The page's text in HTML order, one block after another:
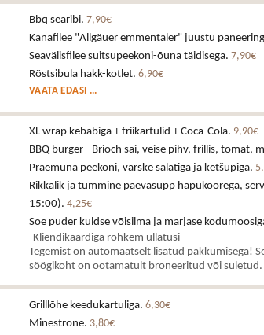
Bbq searibi. 7,90€
Kanafilee "Allgäuer emmentaler" juustu
Seavälisfilee suitsupeekoni-õuna täidisega. 7,90€
Röstsibula hakk-kotlet. 6,90€
VAATA EDASI ...
XL wrap kebabiga + friikartulid + Coca-Cola. 9,90€
BBQ burger - Brioch sai, veise pihv, frillis, tomat,
Praemuna peekoni, värske salatiga ja ketšupiga.
Rikkalik ja tummine päevasupp hapukoorega,
15:00). 4,25€
Soe puder kuldse võisilma ja marjase
-Kliendikaardiga rohkem üllatusi
Tegemist on automaatselt lisatud pakkumisega!
söögikoht on ootamatult broneeritud või suletud.
Grilllõhe keedukartuliga. 6,30€
Minestrone. 3,80€